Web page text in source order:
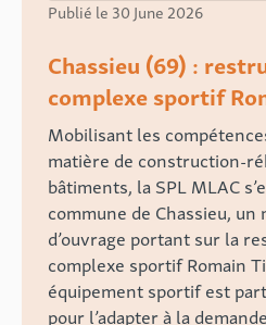
Publié le 30 June 2026
Chassieu (69) :
complexe sportif
Mobilisant les
matière de construction-
bâtiments, la SPL MLAC
commune de Chassieu, un
d’ouvrage portant sur la
complexe sportif Romain
équipement sportif est
pour l’adapter à la